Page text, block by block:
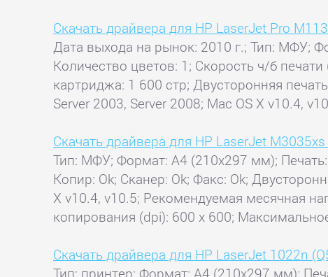
Скачать драйвера для HP LaserJet Pro
Дата выхода на рынок: 2010 г.; Тип: МФУ;
Количество цветов: 1; Скорость ч/б
картриджа: 1 600 стр; Двусторонняя
Server 2003, Server 2008; Mac OS X v10.4,
Скачать драйвера для HP LaserJet
Тип: МФУ; Формат: A4 (210x297 мм); Печать:
Копир: Ok; Сканер: Ok; Факс: Ok;
X v10.4, v10.5; Рекомендуемая месячная
копирования (dpi): 600 x 600;
Скачать драйвера для HP LaserJet 1022n
Тип: принтер; Формат: A4 (210x297 мм);